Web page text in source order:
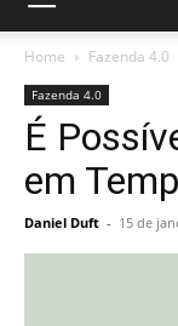
Home Fazenda 4.0
Fazenda 4.0
É
em
Daniel Duft - 15 de